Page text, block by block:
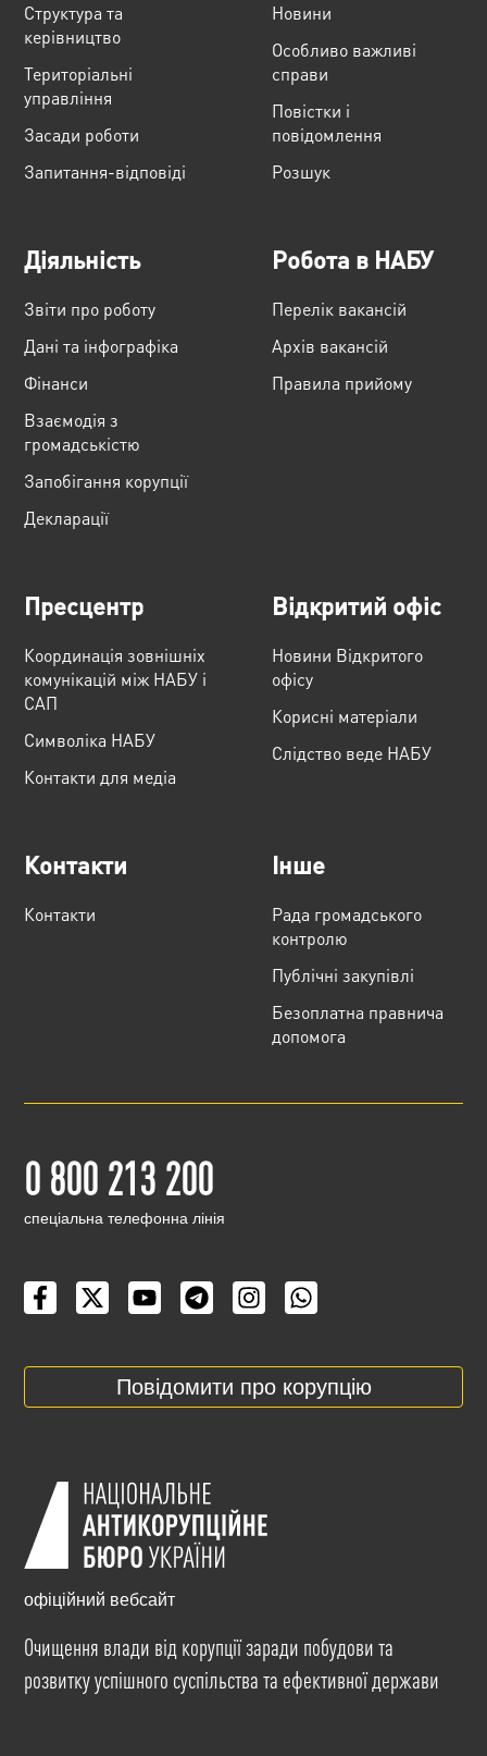
Структура та
керівництво
Територіальні
управління
Засади роботи
Запитання-відповіді
Новини
Особливо важливі
справи
Повістки і
повідомлення
Розшук
Діяльність
Звіти про роботу
Дані та інфографіка
Фінанси
Взаємодія з
громадськістю
Запобігання корупції
Декларації
Робота в НАБУ
Перелік вакансій
Архів вакансій
Правила прийому
Пресцентр
Координація зовнішніх
комунікацій між НАБУ і
САП
Cимволіка НАБУ
Контакти для медіа
Відкритий офіс
Новини Відкритого
офісу
Корисні матеріали
Слідство веде НАБУ
Контакти
Контакти
Інше
Рада громадського
контролю
Публічні закупівлі
Безоплатна правнича
допомога
0 800 213 200
cпеціальна телефонна лінія
Повідомити про корупцію
офіційний вебсайт
Очищення влади від корупції заради побудови та
розвитку успішного суспільства та ефективної держави